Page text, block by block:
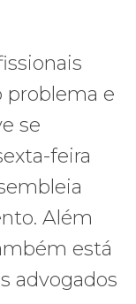
problema e
se
feira
Além
está
advogados